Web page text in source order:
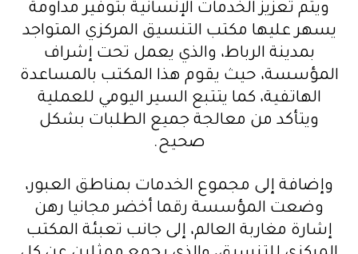
ويتم تعزيز الخدمات الإنسانية بتوفير مداومة
يسهر عليها مكتب التنسيق المركزي المتواجد
بمدينة الرباط، والذي يعمل تحت إشراف
المؤسسة، حيث يقوم هذا المكتب بالمساعدة
الهاتفية، كما يتتبع السير اليومي للعملية
ويتأكد من معالجة جميع الطلبات بشكل
صحيح.
وإضافة إلى مجموع الخدمات بمناطق العبور،
وضعت المؤسسة رقما أخضر مجانيا رهن
إشارة مغاربة العالم، إلى جانب تعبئة المكتب